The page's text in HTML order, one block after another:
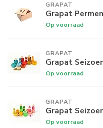
GRAPAT
Grapat
Op voorraad
GRAPAT
Grapat
Op voorraad
GRAPAT
Grapat
Op voorraad